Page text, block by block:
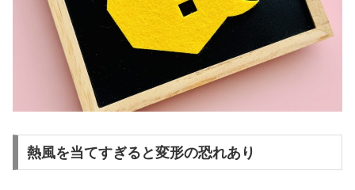
熱風を当てすぎると変形の恐れあり